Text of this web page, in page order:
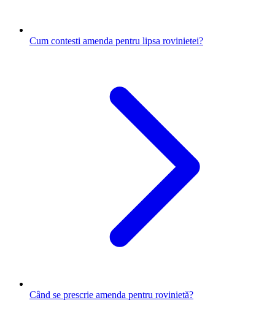
Cum contesti amenda pentru lipsa rovinietei?
Când se prescrie amenda pentru rovinietă?